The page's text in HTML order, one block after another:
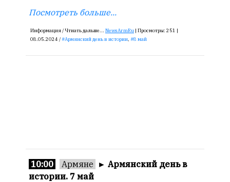
Посмотреть больше...
Информация /Чтиать дальше... NewsArmRu | Просмотры: 251 |
08.05.2024 /
Армянский день в истории, 8 май
10:00 Армяне ► Армянский день в
истории. 7 май